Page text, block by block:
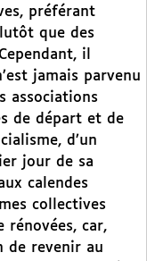
préférant
que des
il
jamais parvenu
associations
de départ et de
d’un
jour de sa
calendes
collectives
rénovées, car,
de revenir au